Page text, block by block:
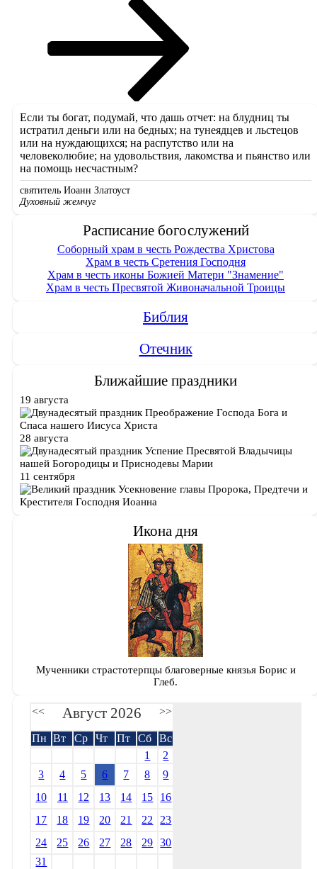
Если ты богат, подумай, что дашь отчет: на блудниц ты
истратил деньги или на бедных; на тунеядцев и льстецов
или на нуждающихся; на распутство или на
человеколюбие; на удовольствия, лакомства и пьянство или
на помощь несчастным?
святитель Иоанн Златоуст
Духовный жемчуг
Расписание богослужений
Соборный храм в честь Рождества Христова
Храм в честь Сретения Господня
Храм в честь иконы Божией Матери "Знамение"
Храм в честь Пресвятой Живоначальной Троицы
Библия
Отечник
Ближайшие праздники
19 августа
Преображение Господа Бога и
Спаса нашего Иисуса Христа
28 августа
Успение Пресвятой Владычицы
нашей Богородицы и Приснодевы Марии
11 сентября
Усекновение главы Пророка, Предтечи и
Крестителя Господня Иоанна
Икона дня
Мученники страстотерпцы благоверные князья Борис и
Глеб.
<< Август 2026 >>
Пн Вт Ср Чт Пт Сб
Вс
1
2
3
4 5 6 7 8
9
10
11 12 13 14 15
16
17
18 19 20 21 22
23
24
25 26 27 28 29
30
31